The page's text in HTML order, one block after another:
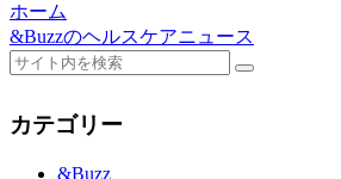
ホーム
&Buzzのヘルスケアニュース
カテゴリー
&Buzz